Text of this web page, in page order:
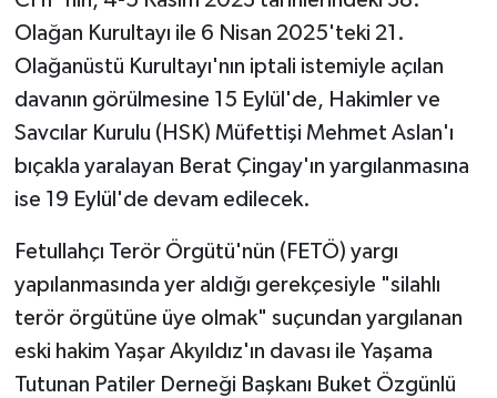
Olağan Kurultayı ile 6 Nisan 2025'teki 21.
Olağanüstü Kurultayı'nın iptali istemiyle açılan
davanın görülmesine 15 Eylül'de, Hakimler ve
Savcılar Kurulu (HSK) Müfettişi Mehmet Aslan'ı
bıçakla yaralayan Berat Çingay'ın yargılanmasına
ise 19 Eylül'de devam edilecek.
Fetullahçı Terör Örgütü'nün (FETÖ) yargı
yapılanmasında yer aldığı gerekçesiyle "silahlı
terör örgütüne üye olmak" suçundan yargılanan
eski hakim Yaşar Akyıldız'ın davası ile Yaşama
Tutunan Patiler Derneği Başkanı Buket Özgünlü